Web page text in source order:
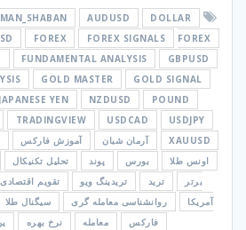
AUDUSD
DOLLAR
FOREX FOREX SIGNALS
FOREX
FUNDAMENTAL ANALYSIS
GBPUSD
GOLD MASTER
GOLD SIGNAL
JAPANESE YEN NZDUSD
POUND
TRADINGVIEW USDCAD
USDJPY
XAUUSD
آرمان شبان آموزش فارکس
اونس طلا
بورس پوند تحلیل تکنیکال
برتر
ترید تریدینگ ویو تقویم اقتصادی
آمریکا
روانشناسی معامله گری سیگنال طلا
فارکس
معامله نرخ بهره